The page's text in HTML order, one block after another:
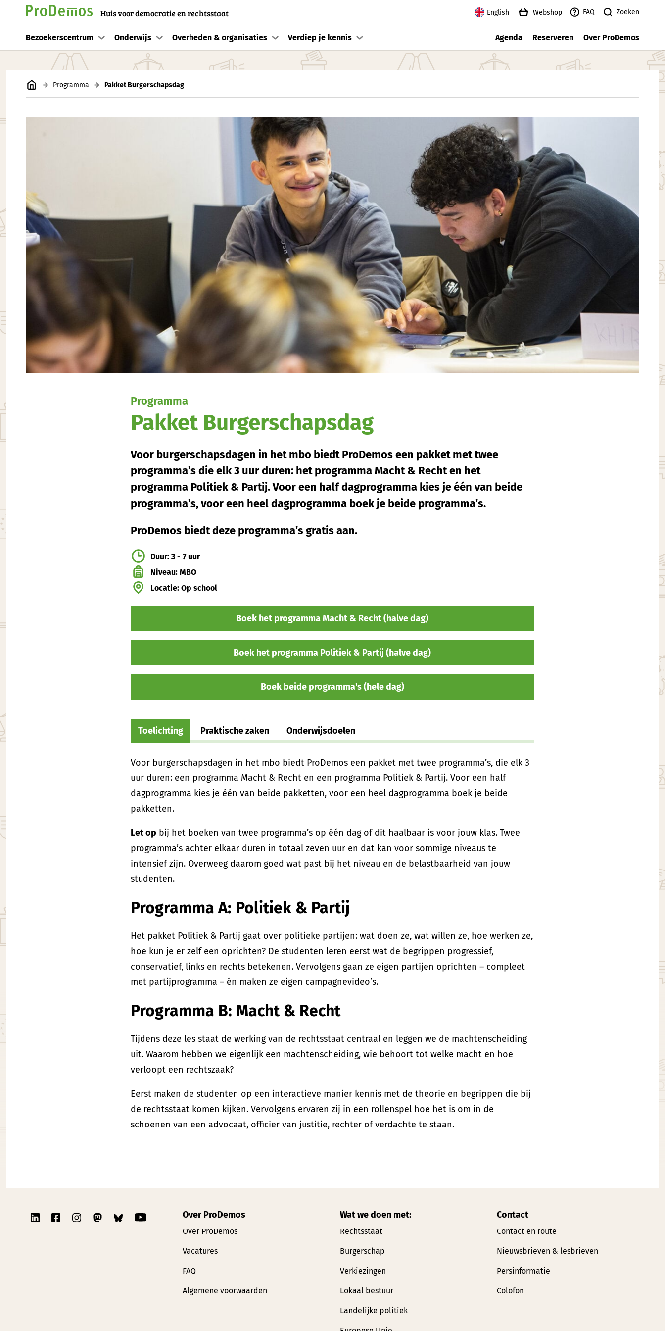
Huis voor democratie en rechtsstaat English Webshop FAQ Zoeken
Bezoekerscentrum Onderwijs Overheden & organisaties Verdiep je kennis Agenda Reserveren Over ProDemos
Programma Pakket Burgerschapsdag
Programma
Pakket Burgerschapsdag
Voor burgerschapsdagen in het mbo biedt ProDemos een pakket met twee
programma’s die elk 3 uur duren: het programma Macht & Recht en het
programma Politiek & Partij. Voor een half dagprogramma kies je één van beide
programma’s, voor een heel dagprogramma boek je beide programma’s.
ProDemos biedt deze programma’s gratis aan.
Duur: 3 - 7 uur
Niveau: MBO
Locatie: Op school
Boek het programma Macht & Recht (halve dag)
Boek het programma Politiek & Partij (halve dag)
Boek beide programma's (hele dag)
Toelichting Praktische zaken Onderwijsdoelen
Voor burgerschapsdagen in het mbo biedt ProDemos een pakket met twee programma’s, die elk 3
uur duren: een programma Macht & Recht en een programma Politiek & Partij. Voor een half
dagprogramma kies je één van beide pakketten, voor een heel dagprogramma boek je beide
pakketten.
Let op bij het boeken van twee programma’s op één dag of dit haalbaar is voor jouw klas. Twee
programma’s achter elkaar duren in totaal zeven uur en dat kan voor sommige niveaus te
intensief zijn. Overweeg daarom goed wat past bij het niveau en de belastbaarheid van jouw
studenten.
Programma A: Politiek & Partij
Het pakket Politiek & Partij gaat over politieke partijen: wat doen ze, wat willen ze, hoe werken ze,
hoe kun je er zelf een oprichten? De studenten leren eerst wat de begrippen progressief,
conservatief, links en rechts betekenen. Vervolgens gaan ze eigen partijen oprichten – compleet
met partijprogramma – én maken ze eigen campagnevideo’s.
Programma B: Macht & Recht
Tijdens deze les staat de werking van de rechtsstaat centraal en leggen we de machtenscheiding
uit. Waarom hebben we eigenlijk een machtenscheiding, wie behoort tot welke macht en hoe
verloopt een rechtszaak?
Eerst maken de studenten op een interactieve manier kennis met de theorie en begrippen die bij
de rechtsstaat komen kijken. Vervolgens ervaren zij in een rollenspel hoe het is om in de
schoenen van een advocaat, officier van justitie, rechter of verdachte te staan.
Over ProDemos
Over ProDemos
Vacatures
FAQ
Algemene voorwaarden
Wat we doen met:
Rechtsstaat
Burgerschap
Verkiezingen
Lokaal bestuur
Landelijke politiek
Contact
Contact en route
Nieuwsbrieven & lesbrieven
Persinformatie
Colofon